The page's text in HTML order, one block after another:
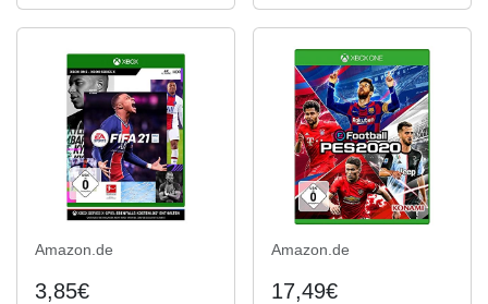
Amazon.de
3,85€
Amazon.de
17,49€